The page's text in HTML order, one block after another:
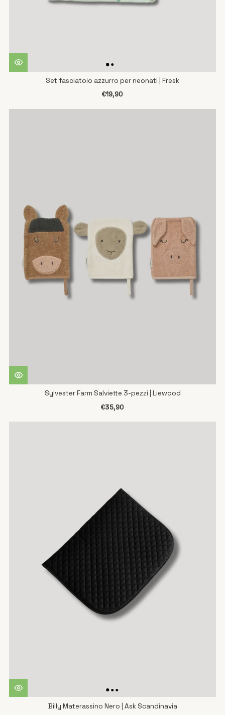
Set fasciatoio azzurro per neonati | Fresk
€19,90
Sylvester Farm Salviette 3-pezzi | Liewood
€35,90
Billy Materassino Nero | Ask Scandinavia